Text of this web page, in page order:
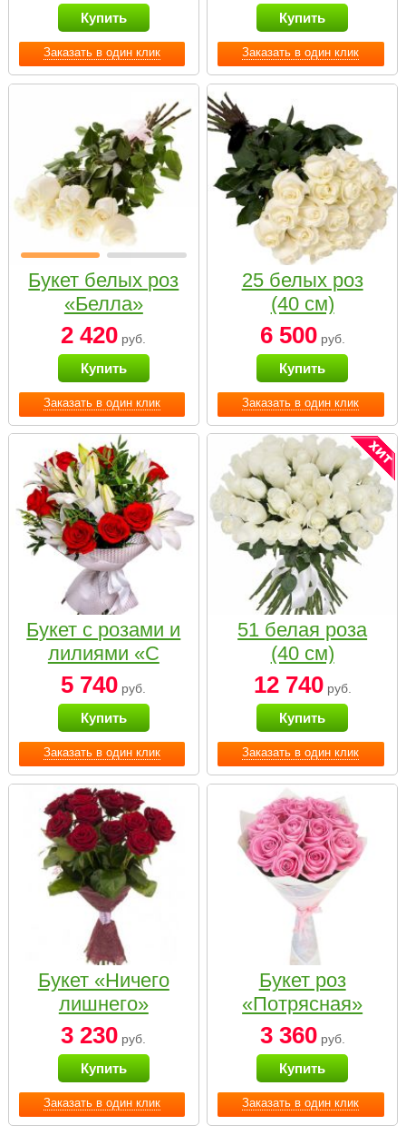
Заказать в один клик
Купить
Заказать в один клик
Купить
Заказать в один клик
Букет белых роз
«Белла»
2 420 руб.
Купить
Заказать в один клик
25 белых роз
(40 см)
6 500руб.
Купить
Заказать в один клик
Букет с розами и
лилиями «С
наилучшими
пожеланиями»
5 740 руб.
Купить
Заказать в один клик
51 белая роза
(40 см)
12 740руб.
Купить
Заказать в один клик
Букет «Ничего
лишнего»
3 230 руб.
Купить
Заказать в один клик
Букет роз
«Потрясная»
3 360руб.
Купить